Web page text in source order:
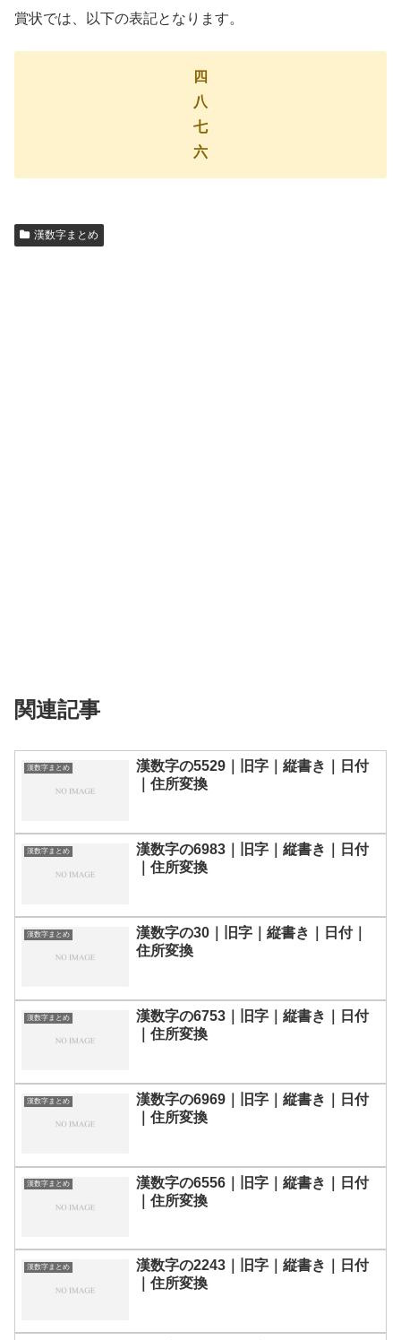
賞状では、以下の表記となります。
四
八
七
六
漢数字まとめ
関連記事
漢数字まとめ
漢数字の5529｜旧字｜縦書き｜日付
｜住所変換
漢数字まとめ
漢数字の6983｜旧字｜縦書き｜日付
｜住所変換
漢数字まとめ
漢数字の30｜旧字｜縦書き｜日付｜
住所変換
漢数字まとめ
漢数字の6753｜旧字｜縦書き｜日付
｜住所変換
漢数字まとめ
漢数字の6969｜旧字｜縦書き｜日付
｜住所変換
漢数字まとめ
漢数字の6556｜旧字｜縦書き｜日付
｜住所変換
漢数字まとめ
漢数字の2243｜旧字｜縦書き｜日付
｜住所変換